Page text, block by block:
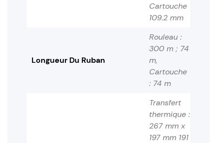
Cartouche
109.2 mm
Longueur Du Ruban
Rouleau :
300 m ; 74
m,
Cartouche
: 74 m
Transfert
thermique :
267 mm x
197 mm 191